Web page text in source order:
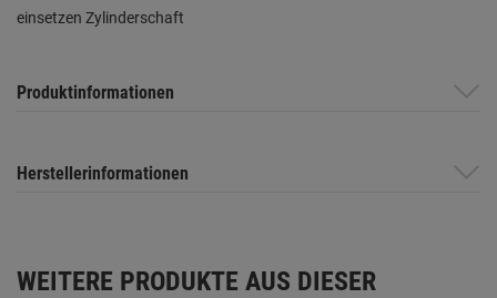
einsetzen Zylinderschaft
Produktinformationen
Herstellerinformationen
WEITERE PRODUKTE AUS DIESER